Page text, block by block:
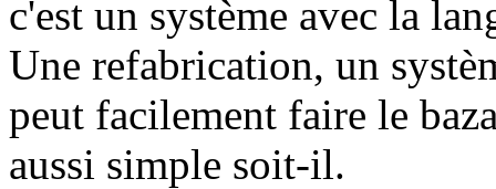
c'est un système avec la
Une refabrication, un
peut facilement faire le
aussi simple soit-il.